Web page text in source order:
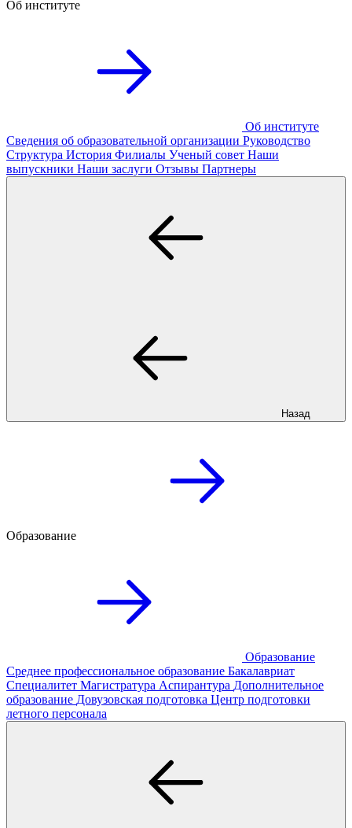
Об институте
Об институте
Сведения об образовательной организации Руководство
Структура История Филиалы Ученый совет Наши
выпускники Наши заслуги Отзывы Партнеры
Назад
Образование
Образование
Среднее профессиональное образование Бакалавриат
Специалитет Магистратура Аспирантура Дополнительное
образование Довузовская подготовка Центр подготовки
летного персонала